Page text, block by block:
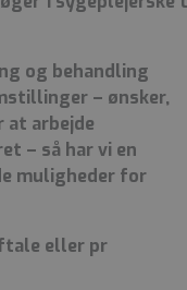
og behandling
– ønsker,
at arbejde
– så har vi en
muligheder for
eller pr